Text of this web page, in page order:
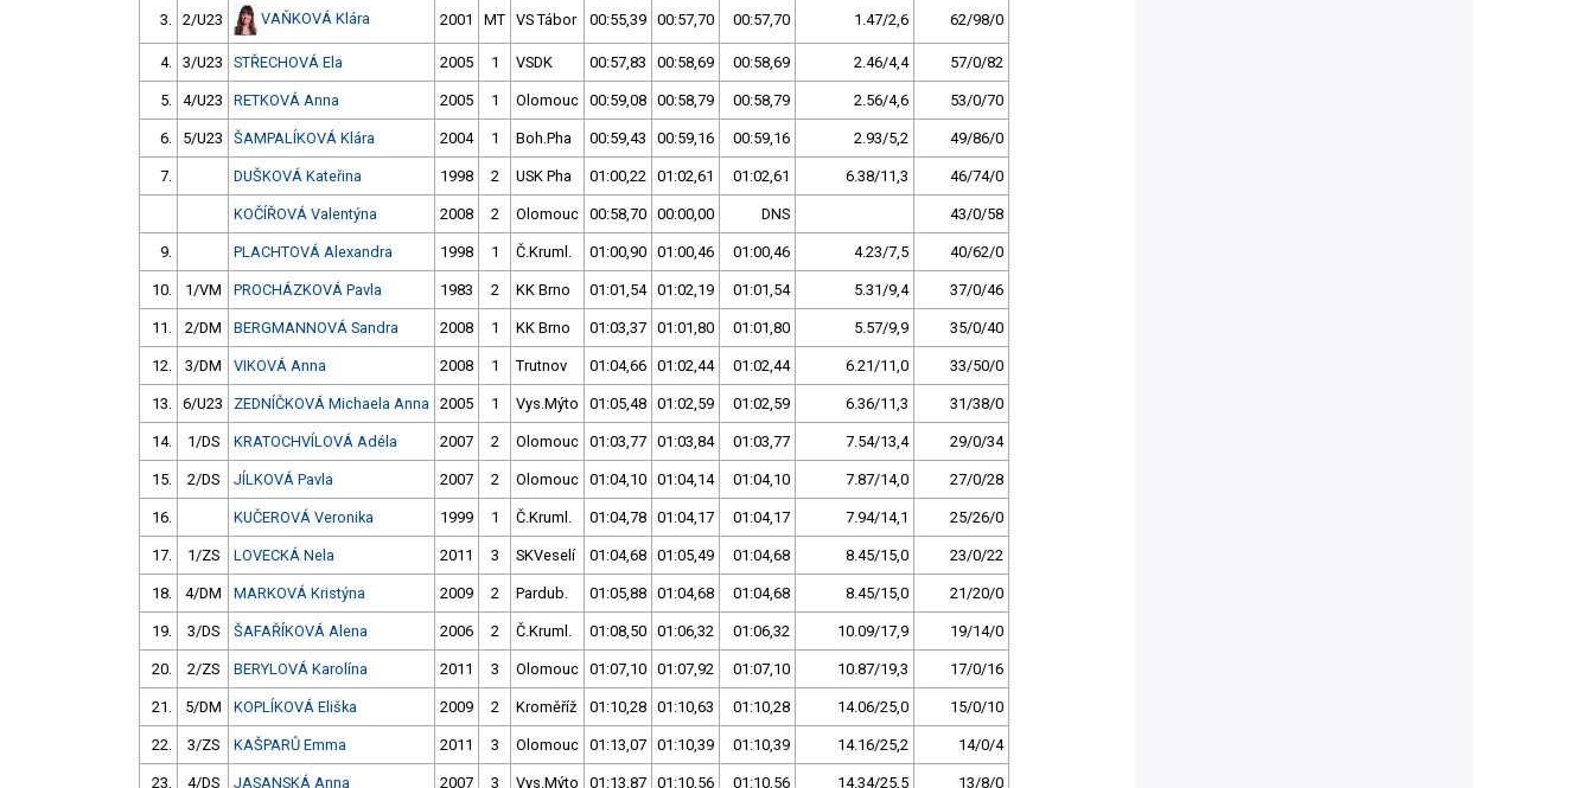
3. 2/U23 VAŇKOVÁ Klára 2001 MT VS Tábor 00:55,39 00:57,70 00:57,70 1.47/2,6 62/98/0
4. 3/U23 STŘECHOVÁ Ela 2005 1 VSDK 00:57,83 00:58,69 00:58,69 2.46/4,4 57/0/82
5. 4/U23 RETKOVÁ Anna 2005 1 Olomouc 00:59,08 00:58,79 00:58,79 2.56/4,6 53/0/70
6. 5/U23 ŠAMPALÍKOVÁ Klára 2004 1 Boh.Pha 00:59,43 00:59,16 00:59,16 2.93/5,2 49/86/0
7. DUŠKOVÁ Kateřina 1998 2 USK Pha 01:00,22 01:02,61 01:02,61 6.38/11,3 46/74/0
KOČÍŘOVÁ Valentýna 2008 2 Olomouc 00:58,70 00:00,00 DNS 43/0/58
9. PLACHTOVÁ Alexandra 1998 1 Č.Kruml. 01:00,90 01:00,46 01:00,46 4.23/7,5 40/62/0
10. 1/VM PROCHÁZKOVÁ Pavla 1983 2 KK Brno 01:01,54 01:02,19 01:01,54 5.31/9,4 37/0/46
11. 2/DM BERGMANNOVÁ Sandra 2008 1 KK Brno 01:03,37 01:01,80 01:01,80 5.57/9,9 35/0/40
12. 3/DM VIKOVÁ Anna 2008 1 Trutnov 01:04,66 01:02,44 01:02,44 6.21/11,0 33/50/0
13. 6/U23 ZEDNÍČKOVÁ Michaela Anna 2005 1 Vys.Mýto 01:05,48 01:02,59 01:02,59 6.36/11,3 31/38/0
14. 1/DS KRATOCHVÍLOVÁ Adéla 2007 2 Olomouc 01:03,77 01:03,84 01:03,77 7.54/13,4 29/0/34
15. 2/DS JÍLKOVÁ Pavla 2007 2 Olomouc 01:04,10 01:04,14 01:04,10 7.87/14,0 27/0/28
16. KUČEROVÁ Veronika 1999 1 Č.Kruml. 01:04,78 01:04,17 01:04,17 7.94/14,1 25/26/0
17. 1/ZS LOVECKÁ Nela 2011 3 SKVeselí 01:04,68 01:05,49 01:04,68 8.45/15,0 23/0/22
18. 4/DM MARKOVÁ Kristýna 2009 2 Pardub. 01:05,88 01:04,68 01:04,68 8.45/15,0 21/20/0
19. 3/DS ŠAFAŘÍKOVÁ Alena 2006 2 Č.Kruml. 01:08,50 01:06,32 01:06,32 10.09/17,9 19/14/0
20. 2/ZS BERYLOVÁ Karolína 2011 3 Olomouc 01:07,10 01:07,92 01:07,10 10.87/19,3 17/0/16
21. 5/DM KOPLÍKOVÁ Eliška 2009 2 Kroměříž 01:10,28 01:10,63 01:10,28 14.06/25,0 15/0/10
22. 3/ZS KAŠPARŮ Emma 2011 3 Olomouc 01:13,07 01:10,39 01:10,39 14.16/25,2 14/0/4
23. 4/DS JASANSKÁ Anna 2007 3 Vys.Mýto 01:13,87 01:10,56 01:10,56 14.34/25,5 13/8/0